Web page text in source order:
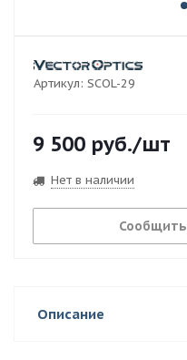
Артикул: SCOL-29
9 500 руб./шт
Нет в наличии
Описание